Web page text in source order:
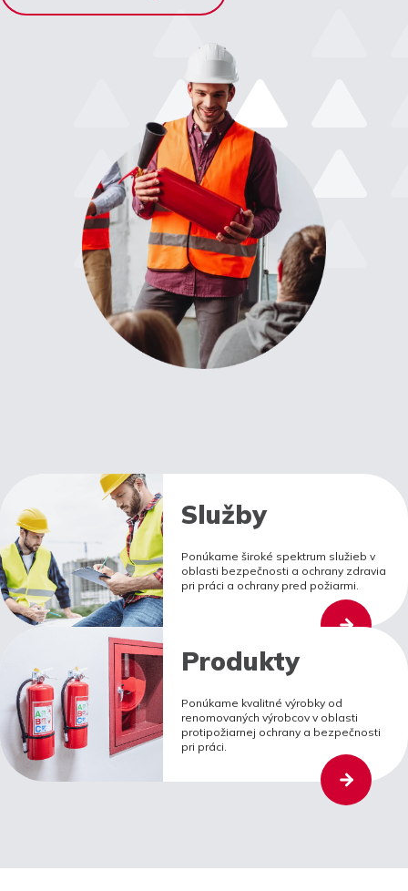
Služby
Ponúkame široké spektrum služieb v
oblasti bezpečnosti a ochrany zdravia
pri práci a ochrany pred požiarmi.
Produkty
Ponúkame kvalitné výrobky od
renomovaných výrobcov v oblasti
protipožiarnej ochrany a bezpečnosti
pri práci.